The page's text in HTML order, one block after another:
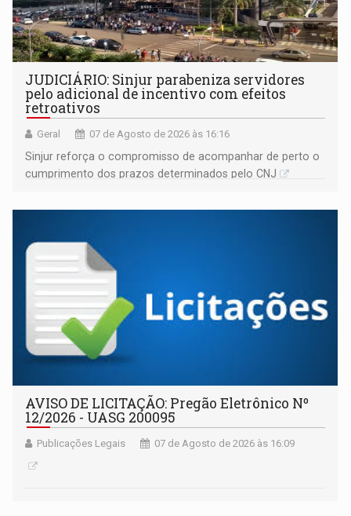
JUDICIÁRIO: Sinjur parabeniza servidores
pelo adicional de incentivo com efeitos
retroativos
Geral 07 de Agosto de 2026 às 16:16
Sinjur reforça o compromisso de acompanhar de perto o
cumprimento dos prazos determinados pelo CNJ
AVISO DE LICITAÇÃO: Pregão Eletrônico Nº
12/2026 - UASG 200095
Publicações Legais 07 de Agosto de 2026 às 16:09